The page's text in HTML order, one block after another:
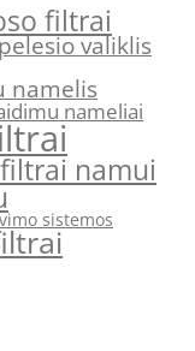
filtrai
valiklis
namelis
nameliai
namui
sistemos